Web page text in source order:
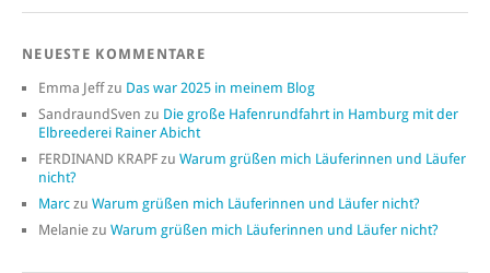
NEUESTE KOMMENTARE
Emma Jeffzu Das war 2025 in meinem Blog
SandraundSven zu Die große Hafenrundfahrt in Hamburg mit der
Elbreederei Rainer Abicht
FERDINAND KRAPF zu Warum grüßen mich Läuferinnen und Läufer
nicht?
Marc zu Warum grüßen mich Läuferinnen und Läufer nicht?
Melanie zu Warum grüßen mich Läuferinnen und Läufer nicht?